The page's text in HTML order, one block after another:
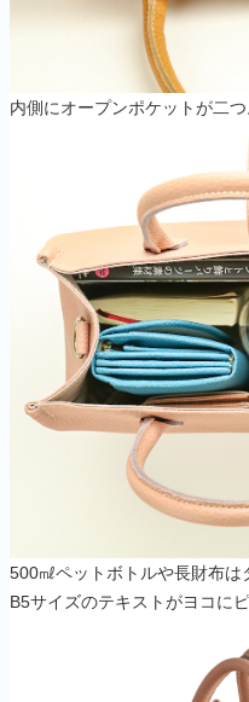
内側にオープンポケットが二
500㎖ペットボトルや長財布は
B5サイズのテキストがヨコに